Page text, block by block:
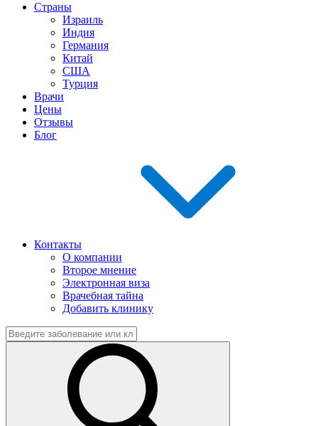
Страны
Израиль
Индия
Германия
Китай
США
Турция
Врачи
Цены
Отзывы
Блог
Контакты
О компании
Второе мнение
Электронная виза
Врачебная тайна
Добавить клинику